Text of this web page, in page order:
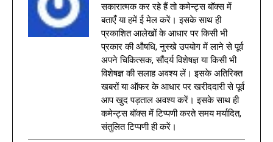
सकारात्मक कर रहे हैं तो कमेन्ट्स बॉक्स में
बताएँ या हमें ई मेल करें। इसके साथ ही
प्रकाशित आलेखों के आधार पर किसी भी
प्रकार की औषधि, नुस्खे उपयोग में लाने से पूर्व
अपने चिकित्सक, सौंदर्य विशेषज्ञ या किसी भी
विशेषज्ञ की सलाह अवश्य लें। इसके अतिरिक्त
खबरों या ऑफर के आधार पर खरीददारी से पूर्व
आप खुद पड़ताल अवश्य करें। इसके साथ ही
कमेन्ट्स बॉक्स में टिप्पणी करते समय मर्यादित,
संतुलित टिप्पणी ही करें।